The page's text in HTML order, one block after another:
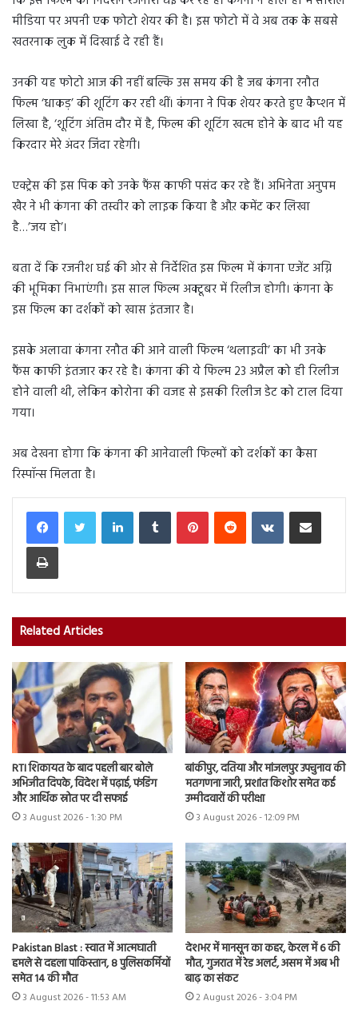
मीडिया पर अपनी एक फोटो शेयर की है। इस फोटो में वे अब तक के सबसे
खतरनाक लुक में दिखाई दे रही हैं।
उनकी यह फोटो आज की नहीं बल्कि उस समय की है जब कंगना रनौत
फिल्म ‘धाकड़’ की शूटिंग कर रही थीं। कंगना ने पिक शेयर करते हुए कैप्शन में
लिखा है, ‘शूटिंग अंतिम दौर में है, फिल्म की शूटिंग खत्म होने के बाद भी यह
किरदार मेरे अंदर जिंदा रहेगी।
एक्ट्रेस की इस पिक को उनके फैंस काफी पसंद कर रहे हैं। अभिनेता अनुपम
खैर ने भी कंगना की तस्वीर को लाइक किया है औऱ कमेंट कर लिखा
है…’जय हो’।
बता दें कि रजनीश घई की ओर से निर्देशित इस फिल्म में कंगना एजेंट अग्नि
की भूमिका निभाएंगी। इस साल फिल्म अक्टूबर में रिलीज होगी। कंगना के
इस फिल्म का दर्शकों को खास इंतजार है।
इसके अलावा कंगना रनौत की आने वाली फिल्‍म ‘थलाइवी’ का भी उनके
फैंस काफी इंतजार कर रहे है। कंगना की ये फिल्‍म 23 अप्रैल को ही रिलीज
होने वाली थी, लेकिन कोरोना की वजह से इसकी रिलीज डेट को टाल दिया
गया।
अब देखना होगा कि कंगना की आनेवाली फिल्मों को दर्शकों का कैसा
रिस्पॉन्स मिलता है।
LinkedInTumblr PinterestReddit VKontakteShare via Email
Print
Related Articles
RTI शिकायत के बाद पहली बार बोले
अभिजीत दिपके, विदेश में पढ़ाई, फंडिंग
और आर्थिक स्रोत पर दी सफाई
3 August 2026 - 1:30 PM
बांकीपुर, दतिया और मांजलपुर उपचुनाव की
मतगणना जारी, प्रशांत किशोर समेत कई
उम्मीदवारों की परीक्षा
3 August 2026 - 12:09 PM
Pakistan Blast : स्वात में आत्मघाती
हमले से दहला पाकिस्तान, 8 पुलिसकर्मियों
समेत 14 की मौत
3 August 2026 - 11:53 AM
देशभर में मानसून का कहर, केरल में 6 की
मौत, गुजरात में रेड अलर्ट, असम में अब भी
बाढ़ का संकट
2 August 2026 - 3:04 PM